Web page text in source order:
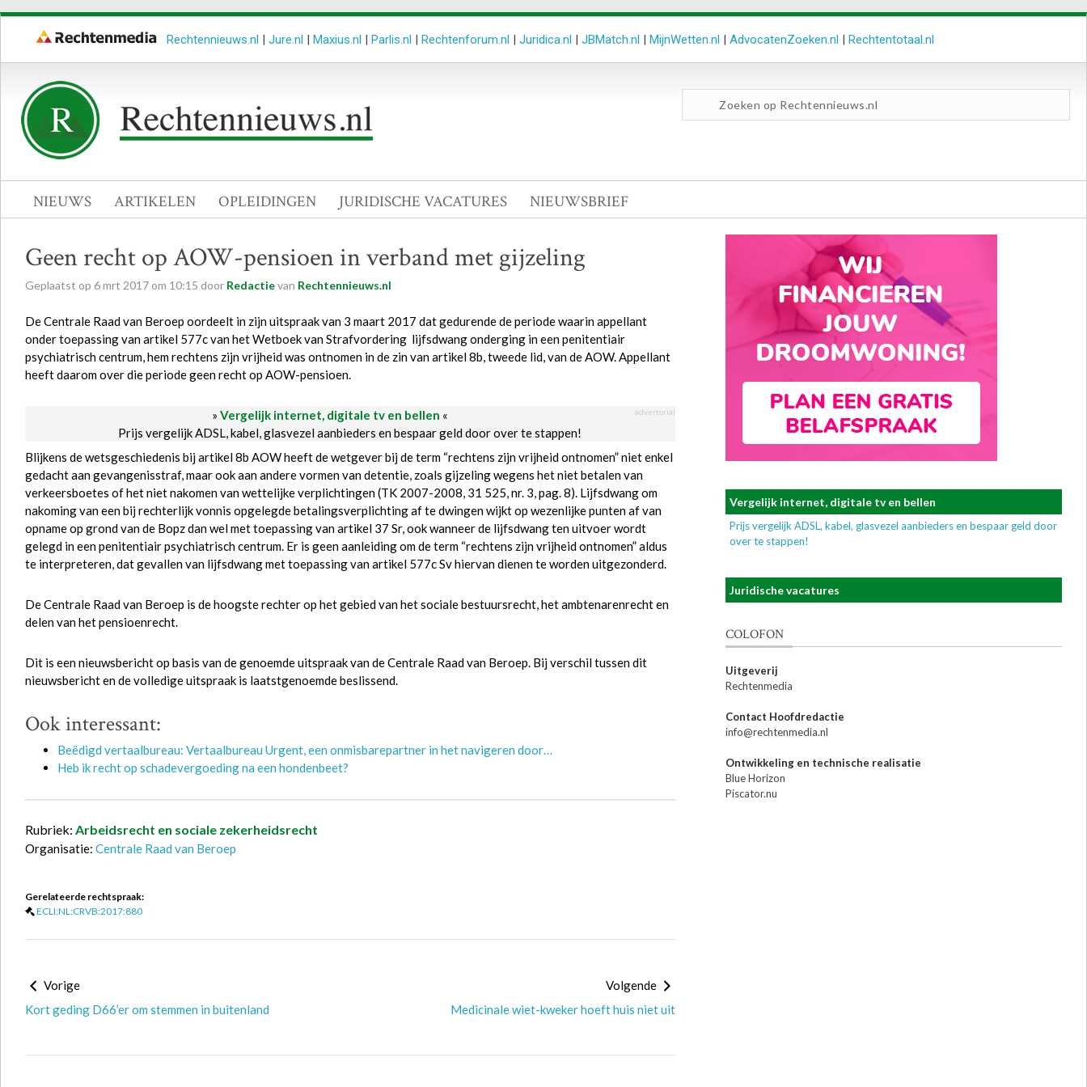
Rechtennieuws.nl | Jure.nl | Maxius.nl | Parlis.nl | Rechtenforum.nl | Juridica.nl | JBMatch.nl | MijnWetten.nl | AdvocatenZoeken.nl | Rechtentotaal.nl
NIEUWS ARTIKELEN OPLEIDINGEN JURIDISCHE VACATURES NIEUWSBRIEF
Geen recht op AOW-pensioen in verband met gijzeling
Geplaatst op 6mrt 2017 om 10:15 door Redactievan Rechtennieuws.nl
De Centrale Raad van Beroep oordeelt in zijn uitspraak van 3 maart 2017 dat gedurende de periode waarin appellant
onder toepassing van artikel 577c van het Wetboek van Strafvordering lijfsdwang onderging in een penitentiair
psychiatrisch centrum, hem rechtens zijn vrijheid was ontnomen in de zin van artikel 8b, tweede lid, van de AOW. Appellant
heeft daarom over die periode geen recht op AOW-pensioen.
» Vergelijk internet, digitale tv en bellen « advertorial
Prijs vergelijk ADSL, kabel, glasvezel aanbieders en bespaar geld door over te stappen!
Blijkens de wetsgeschiedenis bij artikel 8b AOW heeft de wetgever bij de term “rechtens zijn vrijheid ontnomen” niet enkel
gedacht aan gevangenisstraf, maar ook aan andere vormen van detentie, zoals gijzeling wegens het niet betalen van
verkeersboetes of het niet nakomen van wettelijke verplichtingen (TK 2007-2008, 31 525, nr. 3, pag. 8). Lijfsdwang om
nakoming van een bij rechterlijk vonnis opgelegde betalingsverplichting af te dwingen wijkt op wezenlijke punten af van
opname op grond van de Bopz dan wel met toepassing van artikel 37 Sr, ook wanneer de lijfsdwang ten uitvoer wordt
gelegd in een penitentiair psychiatrisch centrum. Er is geen aanleiding om de term “rechtens zijn vrijheid ontnomen” aldus
te interpreteren, dat gevallen van lijfsdwang met toepassing van artikel 577c Sv hiervan dienen te worden uitgezonderd.
De Centrale Raad van Beroep is de hoogste rechter op het gebied van het sociale bestuursrecht, het ambtenarenrecht en
delen van het pensioenrecht.
Dit is een nieuwsbericht op basis van de genoemde uitspraak van de Centrale Raad van Beroep. Bij verschil tussen dit
nieuwsbericht en de volledige uitspraak is laatstgenoemde beslissend.
Ook interessant:
Beëdigd vertaalbureau: Vertaalbureau Urgent, een onmisbarepartner in het navigeren door…
Heb ik recht op schadevergoeding na een hondenbeet?
Rubriek: Arbeidsrecht en sociale zekerheidsrecht
Organisatie: Centrale Raad van Beroep
Gerelateerde rechtspraak:
ECLI:NL:CRVB:2017:880
Vorige
Kort geding D66’er om stemmen in buitenland
Volgende
Medicinale wiet-kweker hoeft huis niet uit
Vergelijk internet, digitale tv en bellen
Prijs vergelijk ADSL, kabel, glasvezel aanbieders en bespaar geld door
over te stappen!
Juridische vacatures
COLOFON
Uitgeverij
Rechtenmedia
Contact Hoofdredactie
info@rechtenmedia.nl
Ontwikkeling en technische realisatie
Blue Horizon
Piscator.nu